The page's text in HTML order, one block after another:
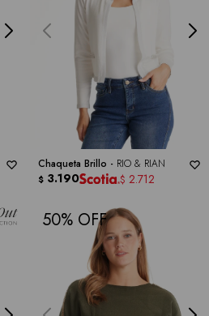
Chaqueta Brillo - RIO & RIAN
$ 3.190 $ 2.712
50